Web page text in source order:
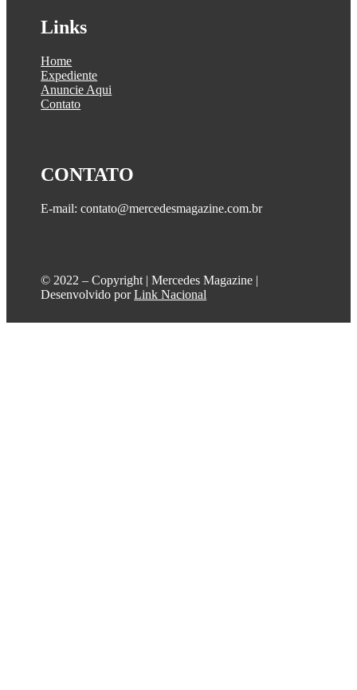
Links
Home
Expediente
Anuncie Aqui
Contato
CONTATO
E-mail: contato@mercedesmagazine.com.br
©️ 2022 – Copyright | Mercedes Magazine |
Desenvolvido porLink Nacional